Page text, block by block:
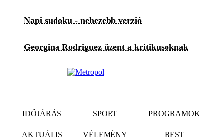
Napi sudoku - nehezebb verzió
Georgina Rodriguez üzent a kritikusoknak
IDŐJÁRÁS SPORT PROGRAMOK
AKTUÁLIS VÉLEMÉNY BEST